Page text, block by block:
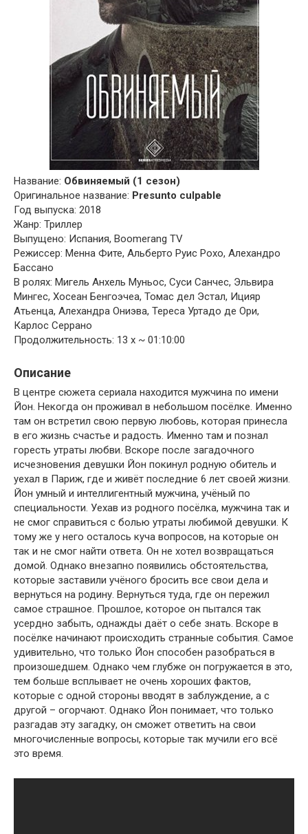
Название: Обвиняемый (1 сезон)
Оригинальное название: Presunto culpable
Год выпуска: 2018
Жанр: Триллер
Выпущено: Испания, Boomerang TV
Режиссер: Менна Фите, Альберто Руис Рохо, Алехандро
Бассано
В ролях: Мигель Анхель Муньос, Суси Санчес, Эльвира
Мингес, Хосеан Бенгоэчеа, Томас дел Эстал, Ицияр
Атьенца, Алехандра Ониэва, Тереса Уртадо де Ори,
Карлос Серрано
Продолжительность: 13 x ~ 01:10:00
Описание
В центре сюжета сериала находится мужчина по имени
Йон. Некогда он проживал в небольшом посёлке. Именно
там он встретил свою первую любовь, которая принесла
в его жизнь счастье и радость. Именно там и познал
горесть утраты любви. Вскоре после загадочного
исчезновения девушки Йон покинул родную обитель и
уехал в Париж, где и живёт последние 6 лет своей жизни.
Йон умный и интеллигентный мужчина, учёный по
специальности. Уехав из родного посёлка, мужчина так и
не смог справиться с болью утраты любимой девушки. К
тому же у него осталось куча вопросов, на которые он
так и не смог найти ответа. Он не хотел возвращаться
домой. Однако внезапно появились обстоятельства,
которые заставили учёного бросить все свои дела и
вернуться на родину. Вернуться туда, где он пережил
самое страшное. Прошлое, которое он пытался так
усердно забыть, однажды даёт о себе знать. Вскоре в
посёлке начинают происходить странные события. Самое
удивительно, что только Йон способен разобраться в
произошедшем. Однако чем глубже он погружается в это,
тем больше всплывает не очень хороших фактов,
которые с одной стороны вводят в заблуждение, а с
другой – огорчают. Однако Йон понимает, что только
разгадав эту загадку, он сможет ответить на свои
многочисленные вопросы, которые так мучили его всё
это время.